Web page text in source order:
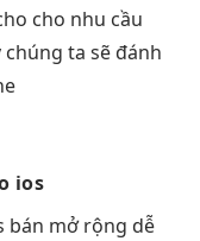
cho nhu cầu
chúng ta sẽ đánh
ios
bán mở rộng dễ